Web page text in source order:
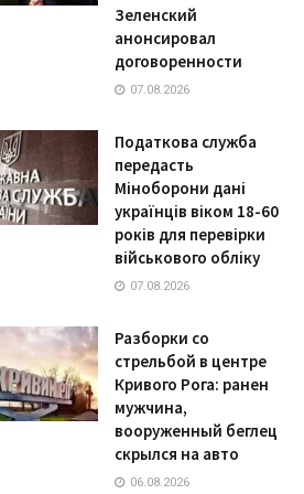
Зеленский
анонсировал
договоренности
07.08.2026
Податкова служба
передасть
Міноборони дані
українців віком 18-60
років для перевірки
військового обліку
07.08.2026
Разборки со
стрельбой в центре
Кривого Рога: ранен
мужчина,
вооруженный беглец
скрылся на авто
06.08.2026